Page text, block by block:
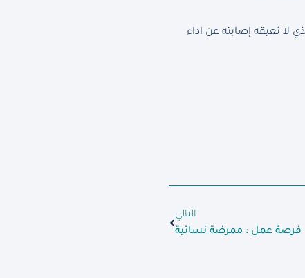
تعيقه إصابته عن اداء
التالي
فرصة عمل : ممرضة نسائية